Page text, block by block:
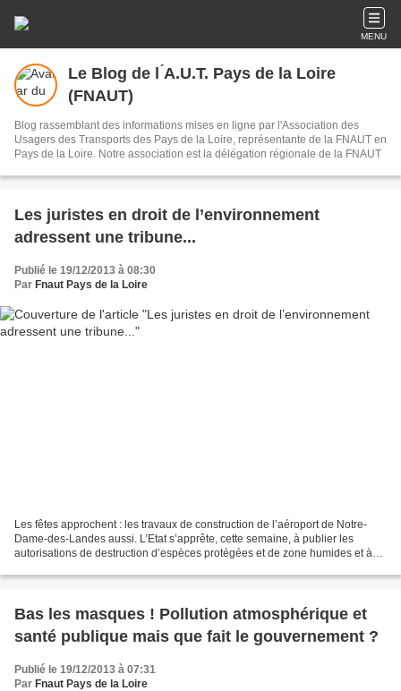
MENU
Le Blog de l ́A.U.T. Pays de la Loire
(FNAUT)
Blog rassemblant des informations mises en ligne par l'Association des
Usagers des Transports des Pays de la Loire, représentante de la FNAUT en
Pays de la Loire. Notre association est la délégation régionale de la FNAUT
Les juristes en droit de l’environnement
adressent une tribune...
Publié le 19/12/2013 à 08:30
Par Fnaut Pays de la Loire
Les fêtes approchent : les travaux de construction de l’aéroport de Notre-
Dame-des-Landes aussi. L’Etat s’apprête, cette semaine, à publier les
autorisations de destruction d’espèces protégées et de zone humides et à
Bas les masques ! Pollution atmosphérique et
santé publique mais que fait le gouvernement ?
Publié le 19/12/2013 à 07:31
Par Fnaut Pays de la Loire